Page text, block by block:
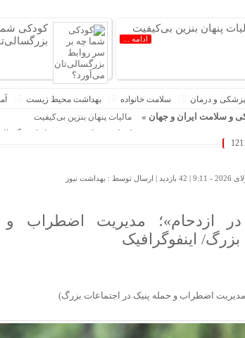
پنهان بنزین بی‌کیفیت
ادامه ...
کودکی
پزشکی و درمان سلامت خانواده بهداشت محیط زیست
و سلامت ایران و جهان »
مالیات پنهان بنزین بی‌کیفیت
کودکی شما چه بر سر روابط
کدام رنگ‌ها برای «فضای آموزشی»
استاکر کیست؟ آشنایی کامل با مفهوم
چرا آدم‌های تنها بیشتر در معرض
«سفرهای خانوادگی» چگونه مغز را
انواع برس به چه دردی می خورند؟
افراد مضطرب دنیا را متفاوت می بینند!
42 بازدید | ارسال توسط : بهداشت نیوز
ازدحام»؛ مدیریت اضطراب و
اینفوگرافیک
اضطراب و حمله پنیک در اجتماعات بزرگ)